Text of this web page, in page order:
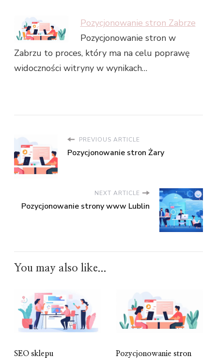
Pozycjonowanie stron Zabrze
Pozycjonowanie stron w
Zabrzu to proces, który ma na celu poprawę
widoczności witryny w wynikach…
PREVIOUS ARTICLE
Pozycjonowanie stron Żary
NEXT ARTICLE
Pozycjonowanie strony www Lublin
You may also like...
SEO sklepu
Pozycjonowanie stron